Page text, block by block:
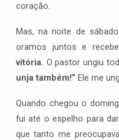
coração.
Mas, na noite de
oramos juntos e
vitória. O pastor ungiu
unja também!” Ele me
Quando chegou o
fui até o espelho para
que tanto me